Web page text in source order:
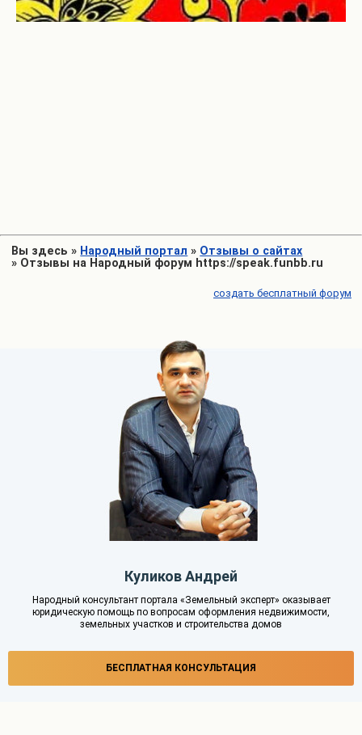
Вы здесь » Народный портал » Отзывы о сайтах
» Отзывы на Народный форум https://speak.funbb.ru
создать бесплатный форум
Куликов Андрей
Народный консультант портала «Земельный эксперт» оказывает
юридическую помощь по вопросам оформления недвижимости,
земельных участков и строительства домов
БЕСПЛАТНАЯ КОНСУЛЬТАЦИЯ